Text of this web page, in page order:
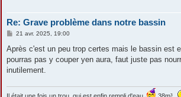
Re: Grave problème dans notre bassin
M
s
a
g
21 avr. 2025, 19:00
Après c'est un peu trop certes mais le bassin est
pourras pas y couper yen aura, faut juste pas
inutilement.